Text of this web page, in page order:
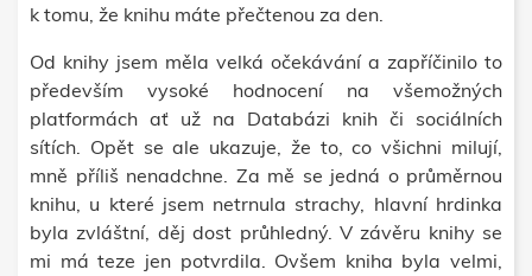
k tomu, že knihu máte přečtenou za den.
Od knihy jsem měla velká očekávání a zapříčinilo to
především vysoké hodnocení na všemožných
platformách ať už na Databázi knih či sociálních
sítích. Opět se ale ukazuje, že to, co všichni milují,
mně příliš nenadchne. Za mě se jedná o průměrnou
knihu, u které jsem netrnula strachy, hlavní hrdinka
byla zvláštní, děj dost průhledný. V závěru knihy se
mi má teze jen potvrdila. Ovšem kniha byla velmi,